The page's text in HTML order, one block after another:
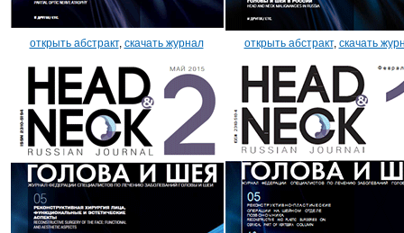
открыть абстракт, скачать журнал открыть абстракт, скачать